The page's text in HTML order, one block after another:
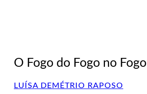
O Fogo do Fogo no Fogo
LUÍSA DEMÉTRIO RAPOSO